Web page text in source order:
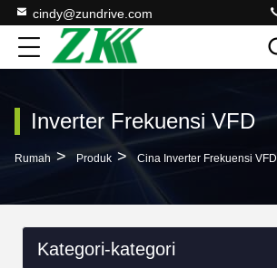
cindy@zundrive.com
Inverter Frekuensi VFD
Rumah > Produk > Cina Inverter Frekuensi VFD
Kategori-kategori